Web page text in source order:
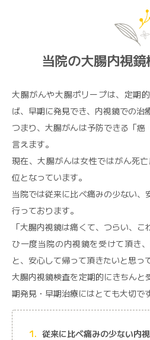
当院の大腸内視
大腸がんや大腸ポリープは、定期
ば、早期に発見でき、内視鏡での治
つまり、大腸がんは予防できる「癌
言えます。
現在、大腸がんは女性ではがん死
位となっています。
当院では従来に比べ痛みの少ない、
行っております。
「大腸内視鏡は痛くて、つらい、
ひ一度当院の内視鏡を受けて頂き
と、安心して帰って頂きたいと思っ
大腸内視鏡検査を定期的にきちんと
期発見・早期治療にはとても大切で
従来に比べ痛みの少ない内